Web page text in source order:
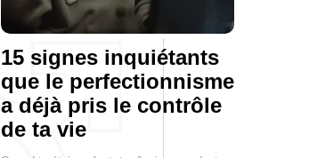
15 signes inquiétants
que le perfectionnisme
a déjà pris le contrôle
de ta vie